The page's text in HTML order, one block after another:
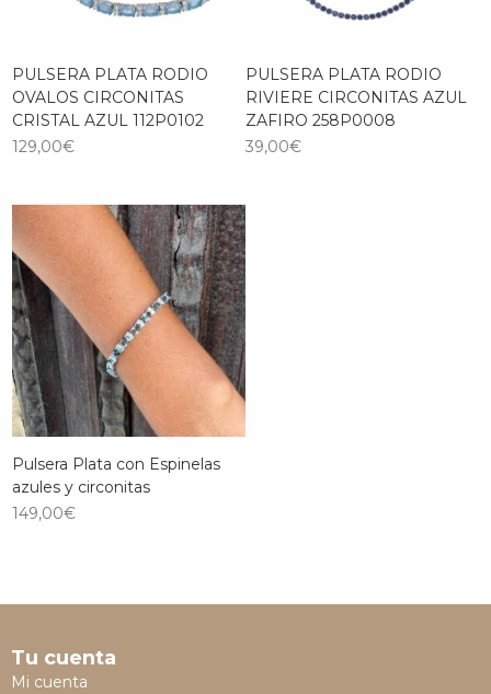
PULSERA PLATA RODIO
OVALOS CIRCONITAS
CRISTAL AZUL 112P0102
129,00€
PULSERA PLATA RODIO
RIVIERE CIRCONITAS AZUL
ZAFIRO 258P0008
39,00€
Pulsera Plata con Espinelas
azules y circonitas
149,00€
Tu cuenta
Mi cuenta